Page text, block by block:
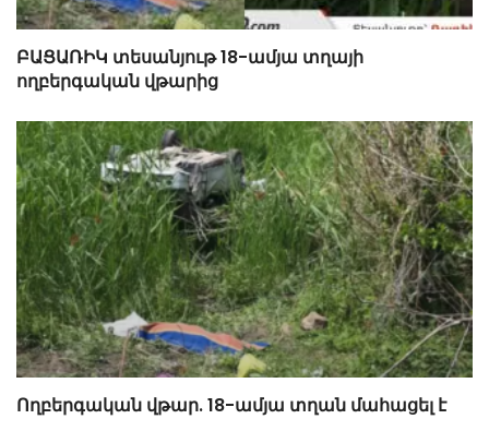
ԲԱՑԱՌԻԿ տեսանյութ 18-ամյա տղայի
ողբերգական վթարից
Ողբերգական վթար. 18-ամյա տղան մահացել է